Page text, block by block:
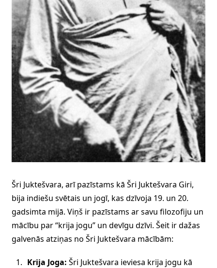
Šri Juktešvara, arī pazīstams kā Šri Juktešvara Giri,
bija indiešu svētais un jogī, kas dzīvoja 19. un 20.
gadsimta mijā. Viņš ir pazīstams ar savu filozofiju un
mācību par “krija jogu” un devīgu dzīvi. Šeit ir dažas
galvenās atziņas no Šri Juktešvara mācībām:
Krija Joga: Šri Juktešvara ieviesa krija jogu kā